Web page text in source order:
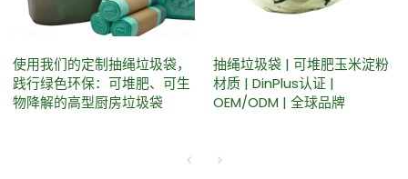
使用我们的定制抽绳垃圾袋，
践行绿色环保：可堆肥、可生
物降解的高型厨房垃圾袋
抽绳垃圾袋 | 可堆肥玉米淀粉
材质 | DinPlus认证 |
OEM/ODM | 全球品牌